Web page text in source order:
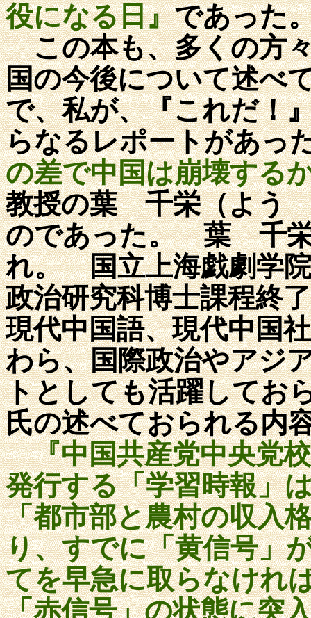
役になる日』であった
この本も、多くの方
国の今後について述べ
で、私が、『これだ！
らなるレポートがあ
の差で中国は崩壊する
教授の葉 千栄（よう
のであった。 葉 千栄
れ。 国立上海戯劇学
政治研究科博士課程終
現代中国語、現代中国
わら、国際政治やアジ
トとしても活躍して
氏の述べておられる内
『中国共産党中央党
発行する「学習時報」
「都市部と農村の収入
り、すでに「黄信号」
てを早急に取らなけれ
「赤信号」の状態に突